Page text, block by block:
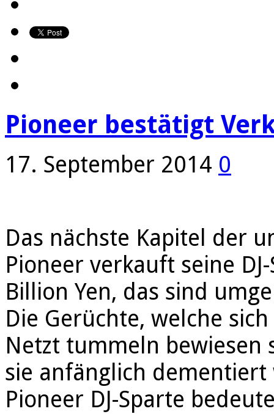
Pioneer bestätigt
17. September 2014 0
Das nächste Kapitel der
Pioneer verkauft seine
Billion Yen, das sind
Die Gerüchte, welche
Netzt tummeln bewiesen
sie anfänglich
Pioneer DJ-Sparte